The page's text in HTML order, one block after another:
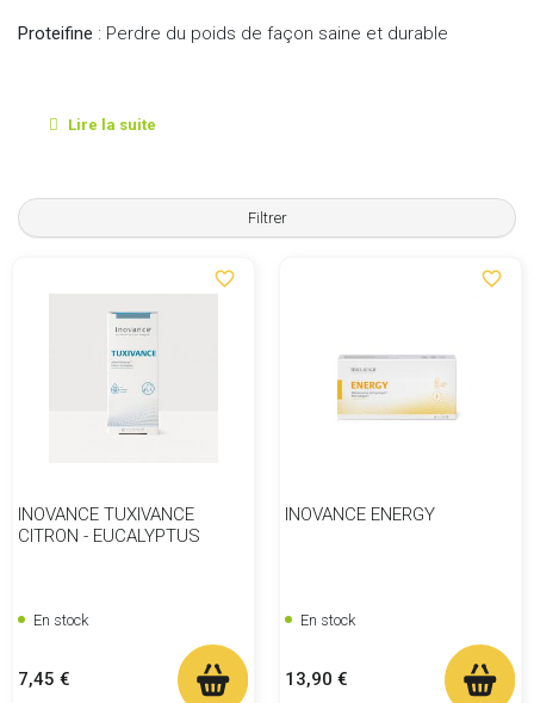
Proteifine : Perdre du poids de façon saine et durable
Lire la suite
Filtrer
favorite_border
INOVANCE TUXIVANCE
CITRON - EUCALYPTUS
En stock
Prix
7,45 €
favorite_border
INOVANCE ENERGY
En stock
Prix
13,90 €